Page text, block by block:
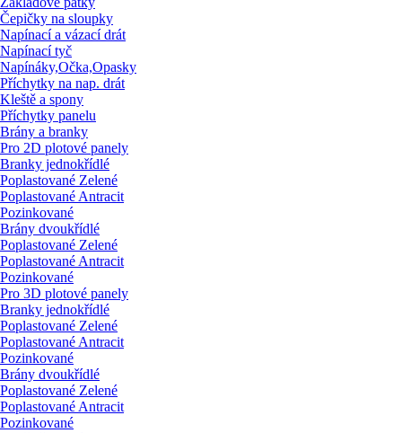
Čepičky na sloupky
Napínací a vázací drát
Napínací tyč
Napínáky,Očka,Opasky
Příchytky na nap. drát
Kleště a spony
Příchytky panelu
Brány a branky
Pro 2D plotové panely
Branky jednokřídlé
Poplastované Zelené
Poplastované Antracit
Pozinkované
Brány dvoukřídlé
Poplastované Zelené
Poplastované Antracit
Pozinkované
Pro 3D plotové panely
Branky jednokřídlé
Poplastované Zelené
Poplastované Antracit
Pozinkované
Brány dvoukřídlé
Poplastované Zelené
Poplastované Antracit
Pozinkované